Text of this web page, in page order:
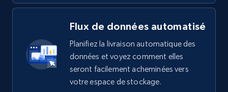
Flux de données automatisé
Planifiez la livraison automatique des
données et voyez comment elles
seront facilement acheminées vers
votre espace de stockage.